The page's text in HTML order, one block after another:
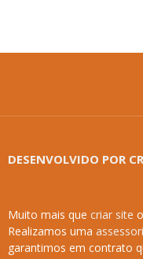
DESENVOLVIDO POR
Muito mais que criar site
Realizamos uma
garantimos em contrato